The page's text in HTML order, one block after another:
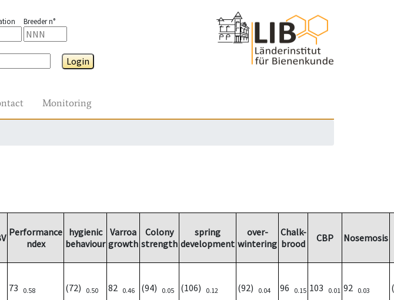
Breeder n°
Login
Monitoring
Performance
ndex
hygienic
behaviour
Varroa
growth
Colony
strength
spring
development
over-
wintering
Chalk-
brood
CBP Nosemosis
73 0.58 (72) 0.50 82 0.46 (94) 0.05 (106) 0.12 (92) 0.04 96 0.15 103 0.01 92 0.03